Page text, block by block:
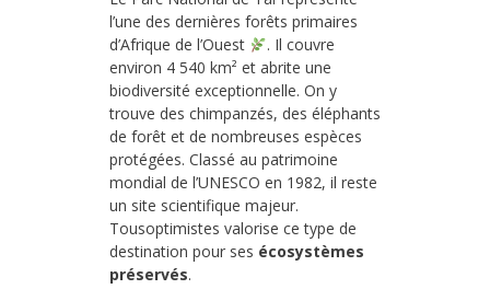
l’une des dernières forêts primaires
d’Afrique de l’Ouest
. Il couvre
environ 4 540 km² et abrite une
biodiversité exceptionnelle. On y
trouve des chimpanzés, des éléphants
de forêt et de nombreuses espèces
protégées. Classé au patrimoine
mondial de l’UNESCO en 1982, il reste
un site scientifique majeur.
Tousoptimistes valorise ce type de
destination pour ses écosystèmes
préservés.